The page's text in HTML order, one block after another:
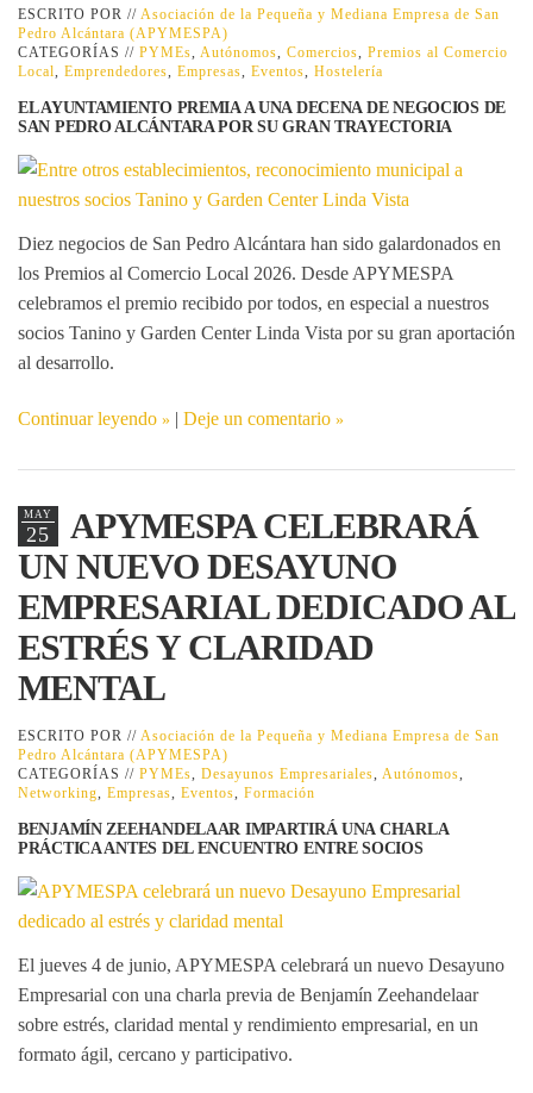
ESCRITO POR // Asociación de la Pequeña y Mediana Empresa de San
Pedro Alcántara (APYMESPA)
CATEGORÍAS // PYMEs Autónomos Comercios
Premios al Comercio
Local
Emprendedores Empresas Eventos Hostelería
EL AYUNTAMIENTO PREMIA A UNA DECENA DE NEGOCIOS DE
SAN PEDRO ALCÁNTARA POR SU GRAN TRAYECTORIA
Diez negocios de San Pedro Alcántara han sido galardonados en
los Premios al Comercio Local 2026. Desde APYMESPA
celebramos el premio recibido por todos, en especial a nuestros
socios Tanino y Garden Center Linda Vista por su gran aportación
al desarrollo.
Continuar leyendo | Deje un comentario
MAY
25
APYMESPA CELEBRARÁ
UN NUEVO DESAYUNO
EMPRESARIAL DEDICADO AL
ESTRÉS Y CLARIDAD
MENTAL
ESCRITO POR // Asociación de la Pequeña y Mediana Empresa de San
Pedro Alcántara (APYMESPA)
CATEGORÍAS // PYMEs Desayunos Empresariales Autónomos
Networking
Empresas Eventos Formación
BENJAMÍN ZEEHANDELAAR IMPARTIRÁ UNA CHARLA
PRÁCTICA ANTES DEL ENCUENTRO ENTRE SOCIOS
El jueves 4 de junio, APYMESPA celebrará un nuevo Desayuno
Empresarial con una charla previa de Benjamín Zeehandelaar
sobre estrés, claridad mental y rendimiento empresarial, en un
formato ágil, cercano y participativo.